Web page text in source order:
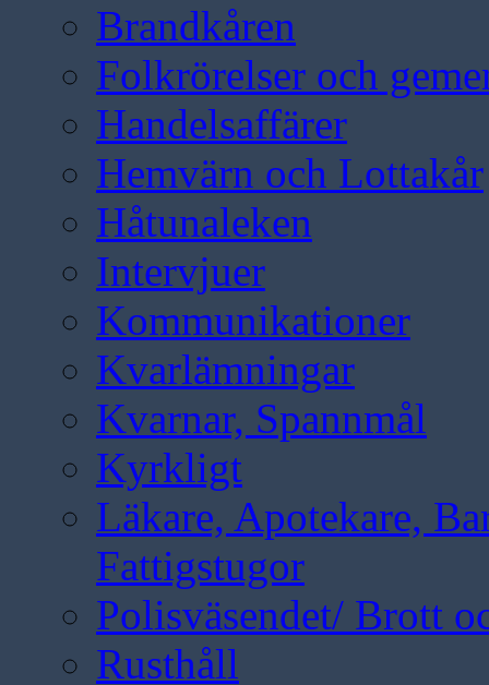
Brandkåren
Folkrörelser och
Handelsaffärer
Hemvärn och Lottakår
Håtunaleken
Intervjuer
Kommunikationer
Kvarlämningar
Kvarnar, Spannmål
Kyrkligt
Läkare, Apotekare,
Fattigstugor
Polisväsendet/ Brott
Rusthåll